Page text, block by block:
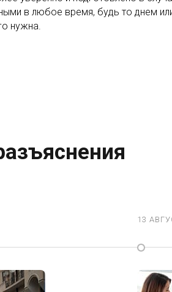
в любое время, будь то днем
нужна.
13